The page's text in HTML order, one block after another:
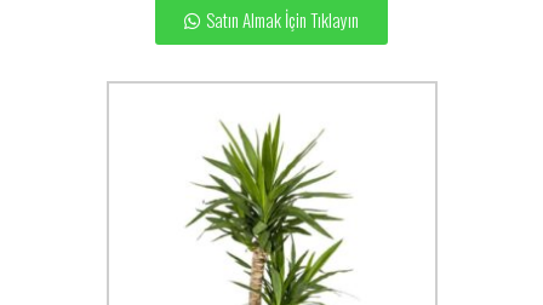
Satın Almak İçin Tıklayın